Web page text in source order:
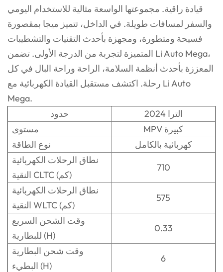
قيادة راقية. مجموعتها الواسعة مثالية للاستخدام اليومي
والسفر لمسافات طويلة. في الداخل، تتميز ميجا بمقصورة
فسيحة ومتطورة، ومجهزة بأحدث التقنيات والتشطيبات
المتميزة لتجربة من الدرجة الأولى. تضمن Li Auto Mega،
المعززة بأحدث أنظمة السلامة، الراحة وراحة البال في كل
رحلة. اكتشف مستقبل القيادة الكهربائية مع Li Auto
Mega.
حدود
2024 الترا
مستوى
MPV كبيرة
نوع الطاقة
كهربائية بالكامل
نطاق الرحلات الكهربائية
النقية CLTC (كم)
710
نطاق الرحلات الكهربائية
النقية WLTC (كم)
575
وقت الشحن السريع
للبطارية (H)
0.33
وقت شحن البطارية
البطيء (H)
6